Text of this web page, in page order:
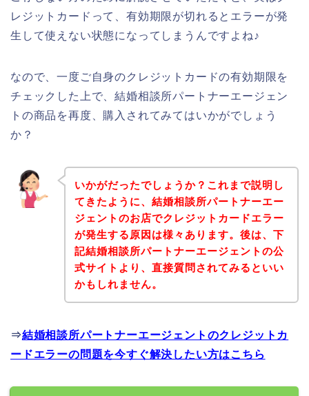
レジットカードって、有効期限が切れるとエラーが発
生して使えない状態になってしまうんですよね♪
なので、一度ご自身のクレジットカードの有効期限を
チェックした上で、結婚相談所パートナーエージェン
トの商品を再度、購入されてみてはいかがでしょう
か？
いかがだったでしょうか？これまで説明し
てきたように、結婚相談所パートナーエー
ジェントのお店でクレジットカードエラー
が発生する原因は様々あります。後は、下
記結婚相談所パートナーエージェントの公
式サイトより、直接質問されてみるといい
かもしれません。
⇒結婚相談所パートナーエージェントのクレジットカ
ードエラーの問題を今すぐ解決したい方はこちら